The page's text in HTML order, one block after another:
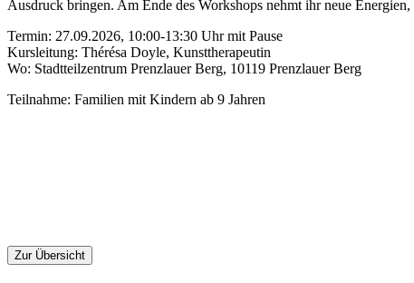
Ausdruck bringen. Am Ende des Workshops nehmt ihr neue
Termin: 27.09.2026, 10:00-13:30 Uhr mit Pause
Kursleitung: Thérésa Doyle, Kunsttherapeutin
Wo: Stadtteilzentrum Prenzlauer Berg, 10119 Prenzlauer Berg
Teilnahme: Familien mit Kindern ab 9 Jahren
Zur Übersicht